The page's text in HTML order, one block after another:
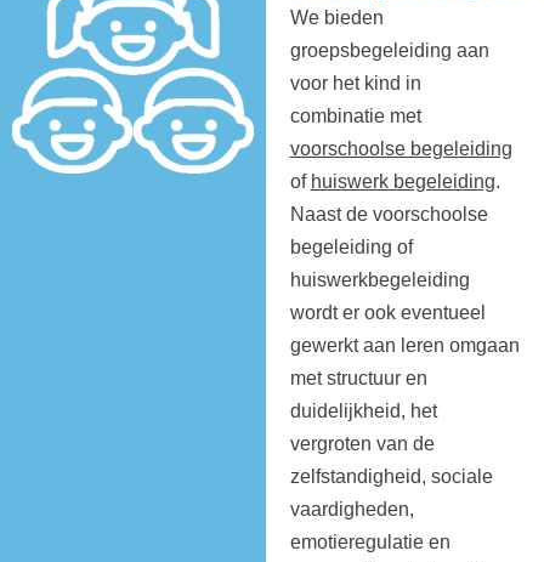
We bieden
groepsbegeleiding aan
voor het kind in
combinatie met
voorschoolse begeleiding
of huiswerk begeleiding.
Naast de voorschoolse
begeleiding of
huiswerkbegeleiding
wordt er ook eventueel
gewerkt aan leren omgaan
met structuur en
duidelijkheid, het
vergroten van de
zelfstandigheid, sociale
vaardigheden,
emotieregulatie en